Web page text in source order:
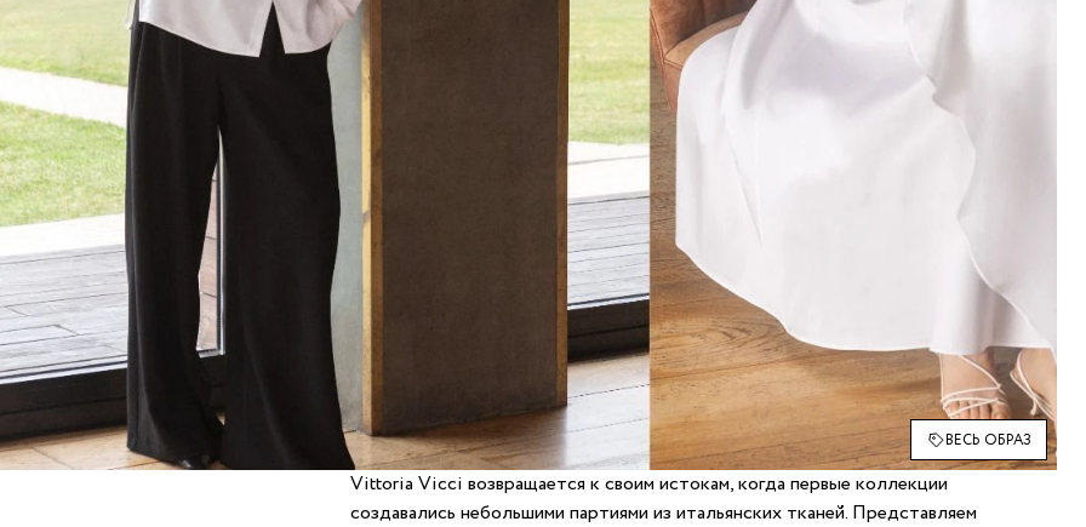
ВЕСЬ ОБРАЗ
Vittoria Vicci возвращается к своим истокам, когда первые коллекции
создавались небольшими партиями из итальянских тканей. Представляем